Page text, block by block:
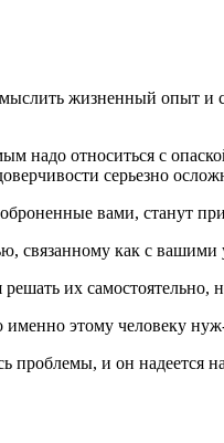
жизненный опыт и
надо относиться с
серьезно
вами, станут
связанному как с
их
именно этому человеку
проблемы, и он надеется